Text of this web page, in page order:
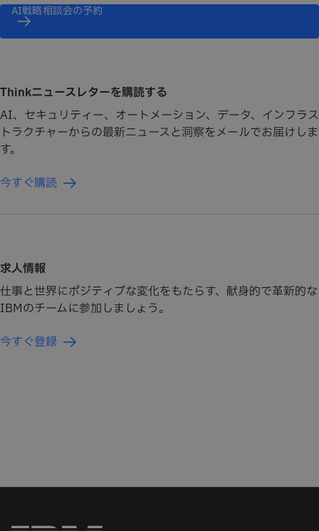
AI戦略相談会の予約
Thinkニュースレターを購読する
AI、セキュリティー、オートメーション、データ、インフラス
トラクチャーからの最新ニュースと洞察をメールでお届けしま
す。
今すぐ購読
求人情報
仕事と世界にポジティブな変化をもたらす、献身的で革新的な
IBMのチームに参加しましょう。
今すぐ登録